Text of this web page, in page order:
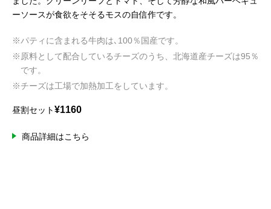
ーソースが食欲をそそるモスの自信作です。
※パティに含まれる牛肉は､100％国産です。
※原料として配合しているチーズのうち、北海道産チーズは95％
です。
※チーズは工場で加熱加工をしています。
昼割セット¥1160
商品詳細はこちら